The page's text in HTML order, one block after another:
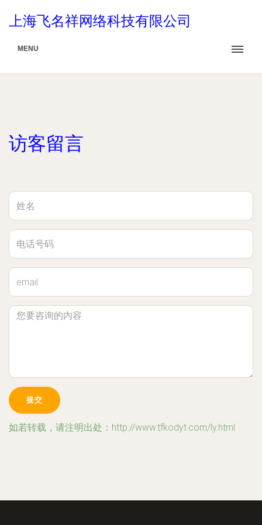
上海飞名祥网络科技有限公司
MENU
访客留言
如若转载，请注明出处：http://www.tfkodyt.com/ly.html